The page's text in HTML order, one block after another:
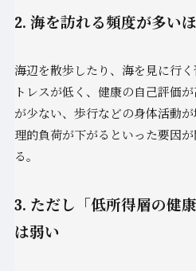
2. 海を訪れる頻度が多い
海辺を散歩したり、海を見に行
トレスが低く、健康の自己評価
が少ない、歩行などの身体活動
理的負荷が下がるといった要因
る。
3. ただし「低所得層の健
は弱い